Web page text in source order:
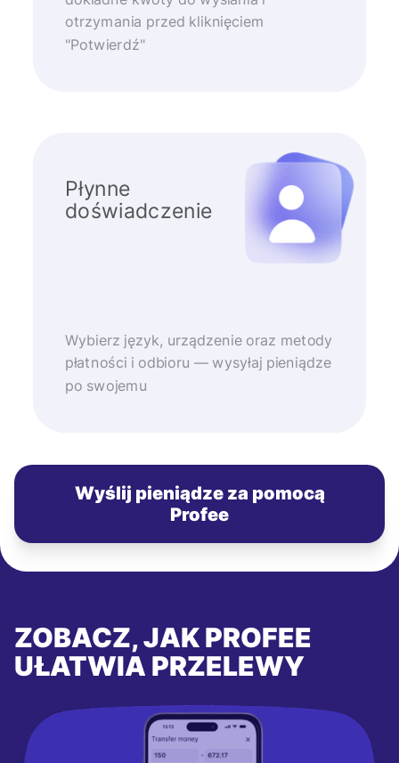
otrzymania przed kliknięciem
"Potwierdź"
Płynne
doświadczenie
Wybierz język, urządzenie oraz metody
płatności i odbioru — wysyłaj pieniądze
po swojemu
Wyślij pieniądze za pomocą
Profee
ZOBACZ, JAK PROFEE
UŁATWIA PRZELEWY